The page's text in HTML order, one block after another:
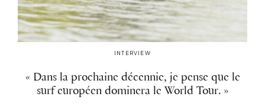
INTERVIEW
« Dans la prochaine décennie, je pense que le
surf européen dominera le World Tour. »